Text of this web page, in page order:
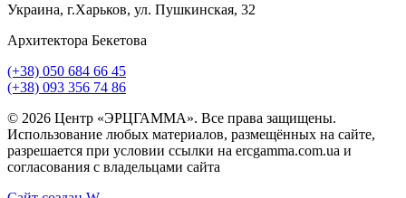
Украина, г.Харьков, ул. Пушкинская, 32
Архитектора Бекетова
(+38) 050 684 66 45
(+38) 093 356 74 86
© 2026 Центр «ЭРЦГАММА». Все права защищены.
Использование любых материалов, размещённых на сайте,
разрешается при условии ссылки на ercgamma.com.ua и
согласования с владельцами сайта